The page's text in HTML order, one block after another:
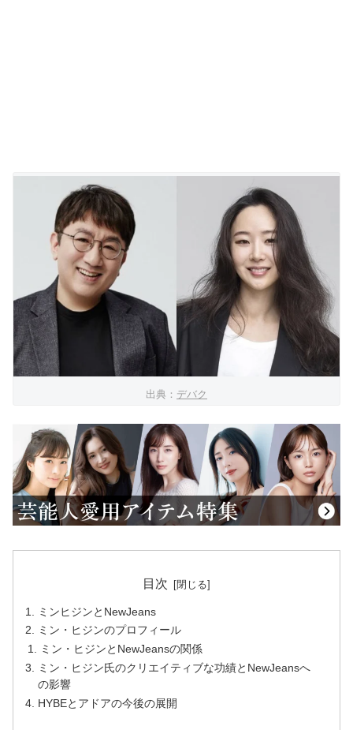
出典： デバク
目次
ミンヒジンとNewJeans
ミン・ヒジンのプロフィール
ミン・ヒジンとNewJeansの関係
ミン・ヒジン氏のクリエイティブな功績とNewJeansへ
の影響
HYBEとアドアの今後の展開